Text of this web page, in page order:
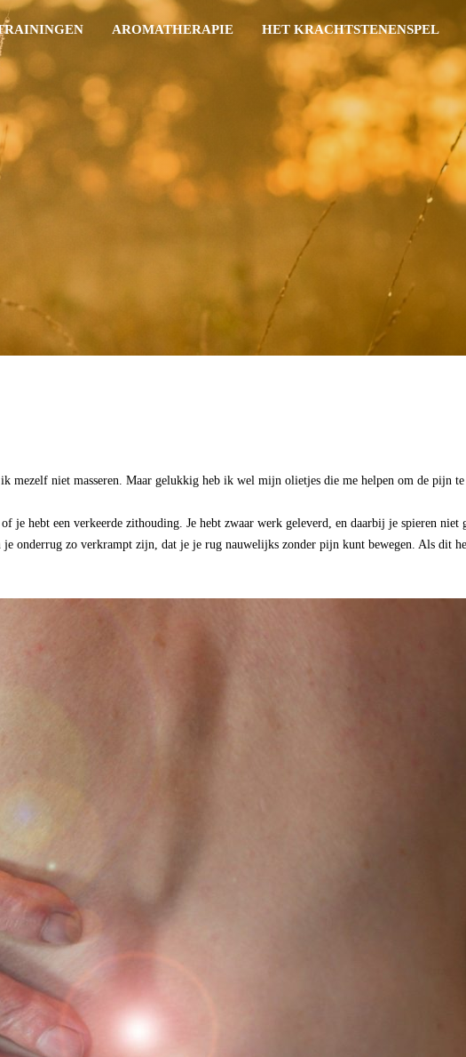
AROMATHERAPIE HET KRACHTSTENENSPEL
niet masseren. Maar gelukkig heb ik wel mijn olietjes die me helpen om de pijn te
je hebt een verkeerde zithouding. Je hebt zwaar werk geleverd, en daarbij je spieren niet
onderrug zo verkrampt zijn, dat je je rug nauwelijks zonder pijn kunt bewegen. Als dit